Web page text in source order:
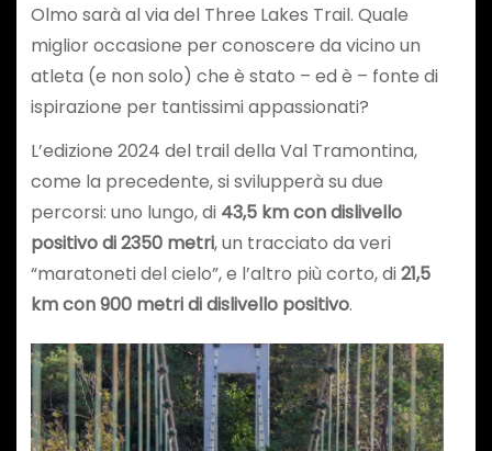
Olmo sarà al via del Three Lakes Trail. Quale
miglior occasione per conoscere da vicino un
atleta (e non solo) che è stato – ed è – fonte di
ispirazione per tantissimi appassionati?
L’edizione 2024 del trail della Val Tramontina,
come la precedente, si svilupperà su due
percorsi: uno lungo, di 43,5 km con dislivello
positivo di 2350 metri, un tracciato da veri
“maratoneti del cielo”, e l’altro più corto, di21,5
km con 900 metri di dislivello positivo.